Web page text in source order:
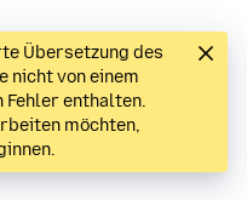
Übersetzung des
nicht von einem
Fehler enthalten.
möchten,